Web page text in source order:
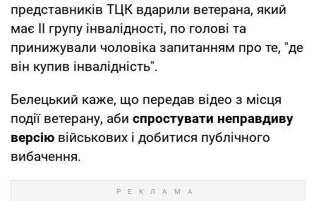
представників ТЦК вдарили ветерана, який
має II групу інвалідності, по голові та
принижували чоловіка запитанням про те, "де
він купив інвалідність".
Белецький каже, що передав відео з місця
події ветерану, аби спростувати неправдиву
версію військових і добитися публічного
вибачення.